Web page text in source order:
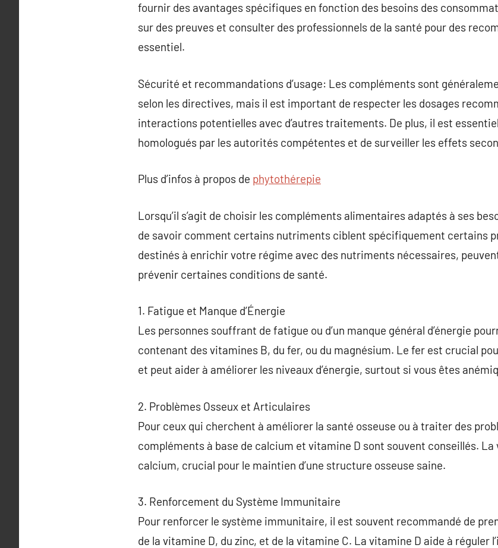
fournir des avantages spécifiques en fonction des besoins des
sur des preuves et consulter des professionnels de la santé pour des
essentiel.
Sécurité et recommandations d’usage: Les compléments sont
selon les directives, mais il est important de respecter les dosages
interactions potentielles avec d’autres traitements. De plus, il est
homologués par les autorités compétentes et de surveiller les effets
Plus d’infos à propos de phytothérepie
Lorsqu’il s’agit de choisir les compléments alimentaires adaptés à ses
de savoir comment certains nutriments ciblent spécifiquement certains
destinés à enrichir votre régime avec des nutriments nécessaires,
prévenir certaines conditions de santé.
1. Fatigue et Manque d’Énergie
Les personnes souffrant de fatigue ou d’un manque général d’énergie
contenant des vitamines B, du fer, ou du magnésium. Le fer est crucial
et peut aider à améliorer les niveaux d’énergie, surtout si vous êtes
2. Problèmes Osseux et Articulaires
Pour ceux qui cherchent à améliorer la santé osseuse ou à traiter des
compléments à base de calcium et vitamine D sont souvent conseillés. La
calcium, crucial pour le maintien d’une structure osseuse saine.
3. Renforcement du Système Immunitaire
Pour renforcer le système immunitaire, il est souvent recommandé de
de la vitamine D, du zinc, et de la vitamine C. La vitamine D aide à réguler